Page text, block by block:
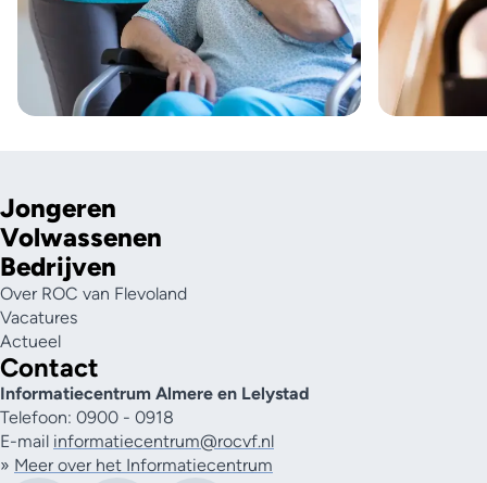
Jongeren
Volwassenen
Bedrijven
Over ROC van Flevoland
Vacatures
Actueel
Contact
Informatiecentrum Almere en Lelystad
Telefoon: 0900 - 0918
E-mail informatiecentrum@rocvf.nl
» Meer over het Informatiecentrum